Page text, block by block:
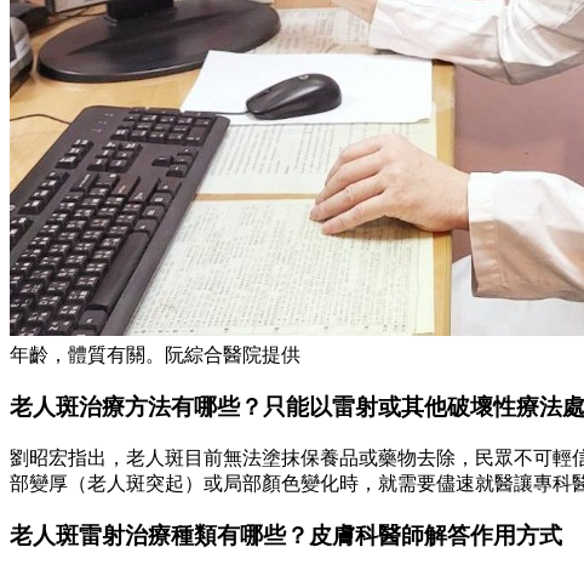
年齡，體質有關。阮綜合醫院提供
老人斑治療方法有哪些？只能以雷射或其他破壞性療法
劉昭宏指出，老人斑目前無法塗抹保養品或藥物去除，民眾不可
部變厚（老人斑突起）或局部顏色變化時，就需要儘速就醫讓專科
老人斑雷射治療種類有哪些？皮膚科醫師解答作用方式